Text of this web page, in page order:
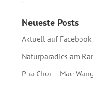
Neueste Posts
Aktuell auf Facebook
Naturparadies am
Pha Chor – Mae